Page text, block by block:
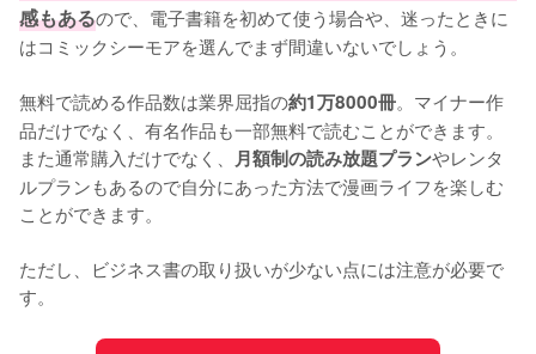
感もあるので、電子書籍を初めて使う場合や、迷ったときに
はコミックシーモアを選んでまず間違いないでしょう。
無料で読める作品数は業界屈指の約1万8000冊。マイナー作
品だけでなく、有名作品も一部無料で読むことができます。
また通常購入だけでなく、 月額制の読み放題プランやレンタ
ルプランもあるので自分にあった方法で漫画ライフを楽しむ
ことができます。
ただし、ビジネス書の取り扱いが少ない点には注意が必要で
す。